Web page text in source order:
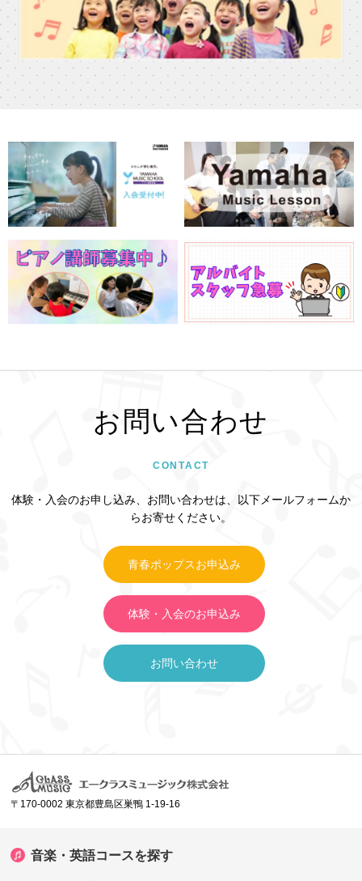
お問い合わせ
CONTACT
体験・入会のお申し込み、お問い合わせは、以下メールフォームか
らお寄せください。
青春ポップスお申込み
体験・入会のお申込み
お問い合わせ
〒170-0002 東京都豊島区巣鴨 1-19-16
音楽・英語コースを探す